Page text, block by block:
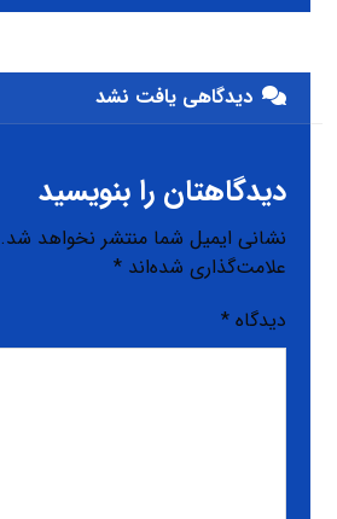
دیدگاهی یافت نشد
دیدگاهتان را بنویسید
نشانی ایمیل شما منتشر نخواهد شد.
علامت‌گذاری شده‌اند*
دیدگاه*